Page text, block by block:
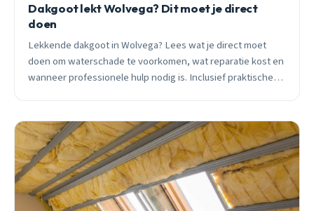
Dakgoot lekt Wolvega? Dit moet je direct
doen
Lekkende dakgoot in Wolvega? Lees wat je direct moet
doen om waterschade te voorkomen, wat reparatie kost en
wanneer professionele hulp nodig is. Inclusief praktische